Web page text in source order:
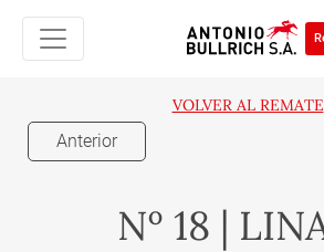
Anterior
VOLVER AL REMATE
Nº 18 |